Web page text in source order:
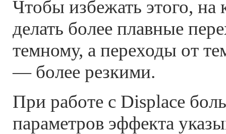
Чтобы избежать этого, на
делать более плавные
темному, а переходы от
— более резкими.
При работе с Displace
параметров эффекта